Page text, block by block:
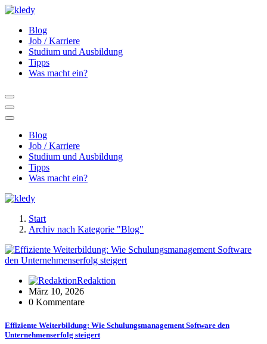
Zum
springen
So klappt es mit dem neuen Job und der Karriere.
Blog
Job / Karriere
Studium und Ausbildung
Tipps
Was macht ein?
Blog
Job / Karriere
Studium und Ausbildung
Tipps
Was macht ein?
So klappt es mit dem neuen Job und der Karriere.
Start
Archiv nach Kategorie "Blog"
Redaktion
März 10, 2026
0 Kommentare
Effiziente Weiterbildung: Wie Schulungsmanagement Software den
Unternehmenserfolg steigert